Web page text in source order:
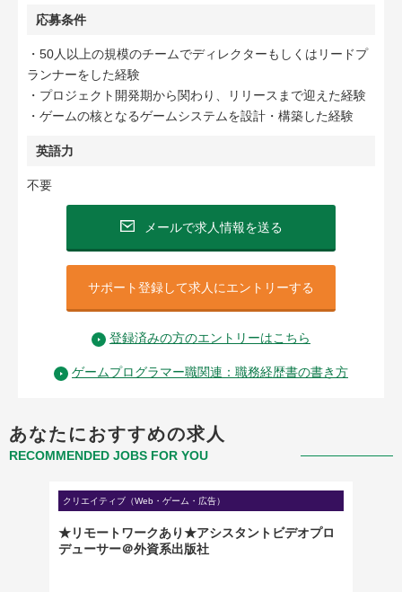
応募条件
・50人以上の規模のチームでディレクターもしくはリードプ
ランナーをした経験
・プロジェクト開発期から関わり、リリースまで迎えた経験
・ゲームの核となるゲームシステムを設計・構築した経験
英語力
不要
メールで求人情報を送る
サポート登録して求人にエントリーする
登録済みの方のエントリーはこちら
ゲームプログラマー職関連：職務経歴書の書き方
あなたにおすすめの求人
RECOMMENDED JOBS FOR YOU
クリエイティブ（Web・ゲーム・広告）
★リモートワークあり★アシスタントビデオプロ
デューサー＠外資系出版社